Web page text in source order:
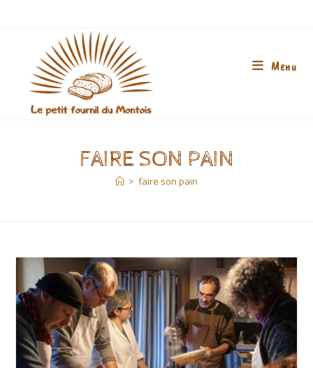
Menu
FAIRE SON PAIN
> faire son pain